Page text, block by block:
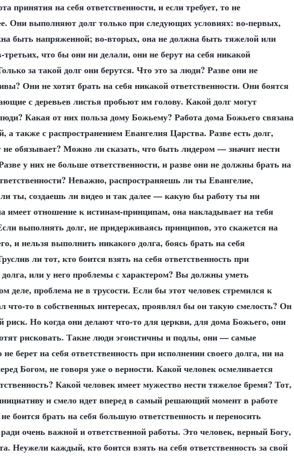
принятия на себя ответственности, и если требует, то не
Они выполняют долг только при следующих условиях: во-первых,
быть напряженной; во-вторых, она не должна быть тяжелой или
что бы они ни делали, они не берут на себя никакой
за такой долг они берутся. Что это за люди? Разве они не
Они не хотят брать на себя никакой ответственности. Они боятся
с деревьев листья пробьют им голову. Какой долг могут
Какая от них польза дому Божьему? Работа дома Божьего связана
а также с распространением Евангелия Царства. Разве есть долг,
обязывает? Можно ли сказать, что быть лидером — значит нести
у них не больше ответственности, и разве они не должны брать на
Неважно, распространяешь ли ты Евангелие,
ли ты, создаешь ли видео и так далее — какую бы работу ты ни
имеет отношение к истинам-принципам, она накладывает на тебя
выполнять долг, не придерживаясь принципов, это скажется на
и нельзя выполнить никакого долга, боясь брать на себя
ли тот, кто боится взять на себя ответственность при
долга, или у него проблемы с характером? Вы должны уметь
деле, проблема не в трусости. Если бы этот человек стремился к
что-то в собственных интересах, проявлял бы он такую смелость? Он
Но когда они делают что-то для церкви, для дома Божьего, они
рисковать. Такие люди эгоистичны и подлы, они — самые
берет на себя ответственность при исполнении своего долга, ни на
Богом, не говоря уже о верности. Какой человек осмеливается
Какой человек имеет мужество нести тяжелое бремя? Тот,
и смело идет вперед в самый решающий момент в работе
боится брать на себя большую ответственность и переносить
очень важной и ответственной работы. Это человек, верный Богу,
Неужели каждый, кто боится взять на себя ответственность за свой